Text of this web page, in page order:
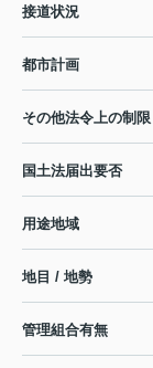
接道状況
都市計画
その他法令上の制限
国土法届出要否
用途地域
地目 / 地勢
管理組合有無